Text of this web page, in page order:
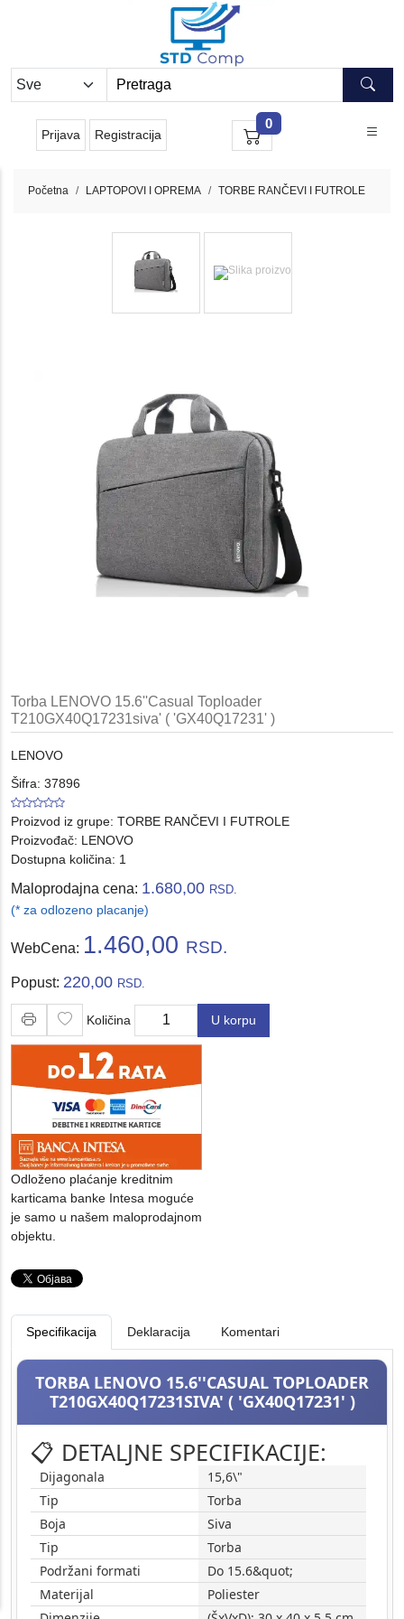
Prijava Registracija
0
Početna LAPTOPOVI I OPREMA TORBE RANČEVI I FUTROLE
Torba LENOVO 15.6''Casual Toploader
T210GX40Q17231siva' ( 'GX40Q17231' )
LENOVO
Šifra: 37896
Proizvod iz grupe: TORBE RANČEVI I FUTROLE
Proizvođač: LENOVO
Dostupna količina: 1
Maloprodajna cena: 1.680,00 RSD.
(* za odlozeno placanje)
WebCena: 1.460,00 RSD.
Popust: 220,00 RSD.
Količina
Količina
U korpu
Odloženo plaćanje kreditnim
karticama banke Intesa moguće
je samo u našem maloprodajnom
objektu.
Specifikacija Deklaracija Komentari
TORBA LENOVO 15.6''CASUAL TOPLOADER
T210GX40Q17231SIVA' ( 'GX40Q17231' )
📋 DETALJNE SPECIFIKACIJE:
Dijagonala
15,6\"
Tip
Torba
Boja
Siva
Tip
Torba
Podržani formati
Do 15.6&quot;
Materijal
Poliester